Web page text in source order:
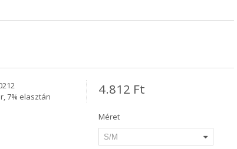
7% elasztán
4.812 Ft
Méret